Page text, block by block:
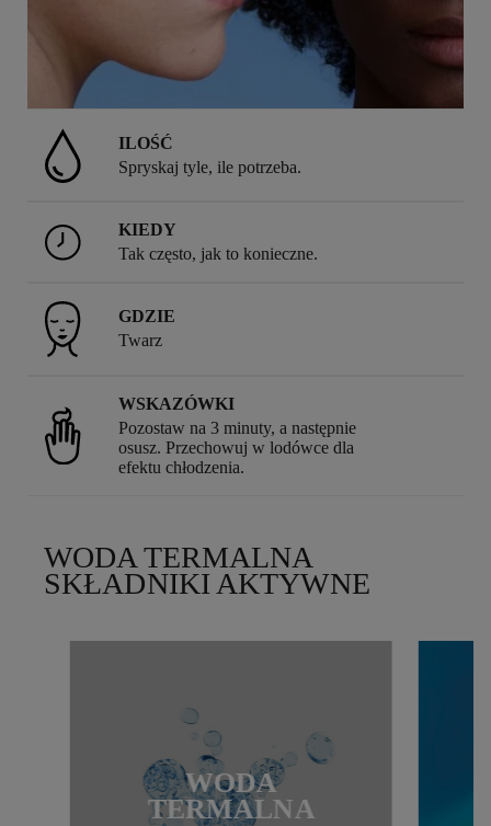
ILOŚĆ
Spryskaj tyle, ile potrzeba.
KIEDY
Tak często, jak to konieczne.
GDZIE
Twarz
WSKAZÓWKI
Pozostaw na 3 minuty, a następnie
osusz. Przechowuj w lodówce dla
efektu chłodzenia.
WODA TERMALNA
SKŁADNIKI AKTYWNE
WODA
TERMALNA